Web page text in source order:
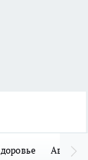
Авто